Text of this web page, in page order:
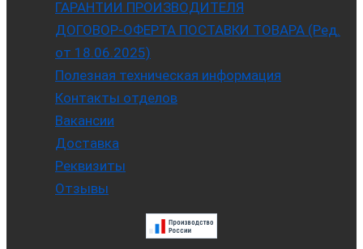
ГАРАНТИИ ПРОИЗВОДИТЕЛЯ
ДОГОВОР-ОФЕРТА ПОСТАВКИ ТОВАРА (Ред.
от 18.06.2025)
Полезная техническая информация
Контакты отделов
Вакансии
Доставка
Реквизиты
Отзывы